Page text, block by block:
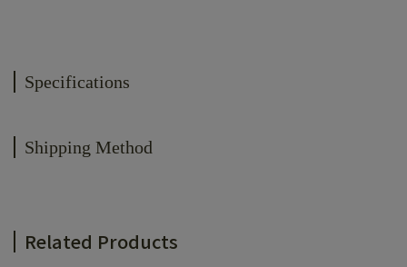
Specifications
Shipping Method
Related Products